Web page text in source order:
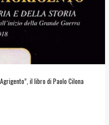
il libro di Paolo Cilona